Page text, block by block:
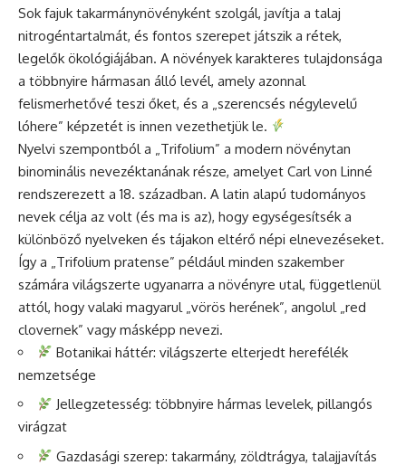
Sok fajuk takarmánynövényként szolgál, javítja a talaj
nitrogéntartalmát, és fontos szerepet játszik a rétek,
legelők ökológiájában. A növények karakteres tulajdonsága
a többnyire hármasan álló levél, amely azonnal
felismerhetővé teszi őket, és a „szerencsés négylevelű
lóhere” képzetét is innen vezethetjük le.
Nyelvi szempontból a „Trifolium” a modern növénytan
binominális nevezéktanának része, amelyet Carl von Linné
rendszerezett a 18. században. A latin alapú tudományos
nevek célja az volt (és ma is az), hogy egységesítsék a
különböző nyelveken és tájakon eltérő népi elnevezéseket.
Így a „Trifolium pratense” például minden szakember
számára világszerte ugyanarra a növényre utal, függetlenül
attól, hogy valaki magyarul „vörös herének”, angolul „red
clovernek” vagy másképp nevezi.
Botanikai háttér: világszerte elterjedt herefélék
nemzetsége
Jellegzetesség: többnyire hármas levelek, pillangós
virágzat
Gazdasági szerep: takarmány, zöldtrágya, talajjavítás